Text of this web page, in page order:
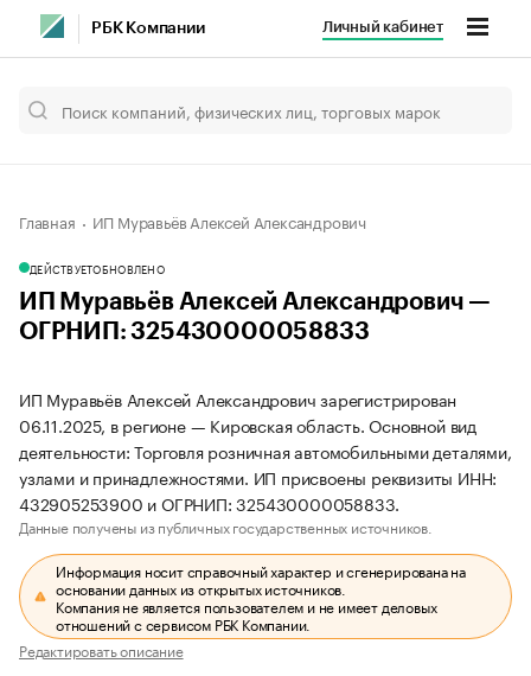
РБК Компании Личный кабинет
Главная ИП Муравьёв Алексей Александрович
ДЕЙСТВУЕТОБНОВЛЕНО
ИП Муравьёв Алексей Александрович —
ОГРНИП: 325430000058833
ИП Муравьёв Алексей Александрович зарегистрирован
06.11.2025, в регионе — Кировская область. Основной вид
деятельности: Торговля розничная автомобильными деталями,
узлами и принадлежностями. ИП присвоены реквизиты ИНН:
432905253900 и ОГРНИП: 325430000058833.
Данные получены из публичных государственных источников.
Информация носит справочный характер и сгенерирована на
основании данных из открытых источников.
Компания не является пользователем и не имеет деловых
отношений с сервисом РБК Компании.
Редактировать описание